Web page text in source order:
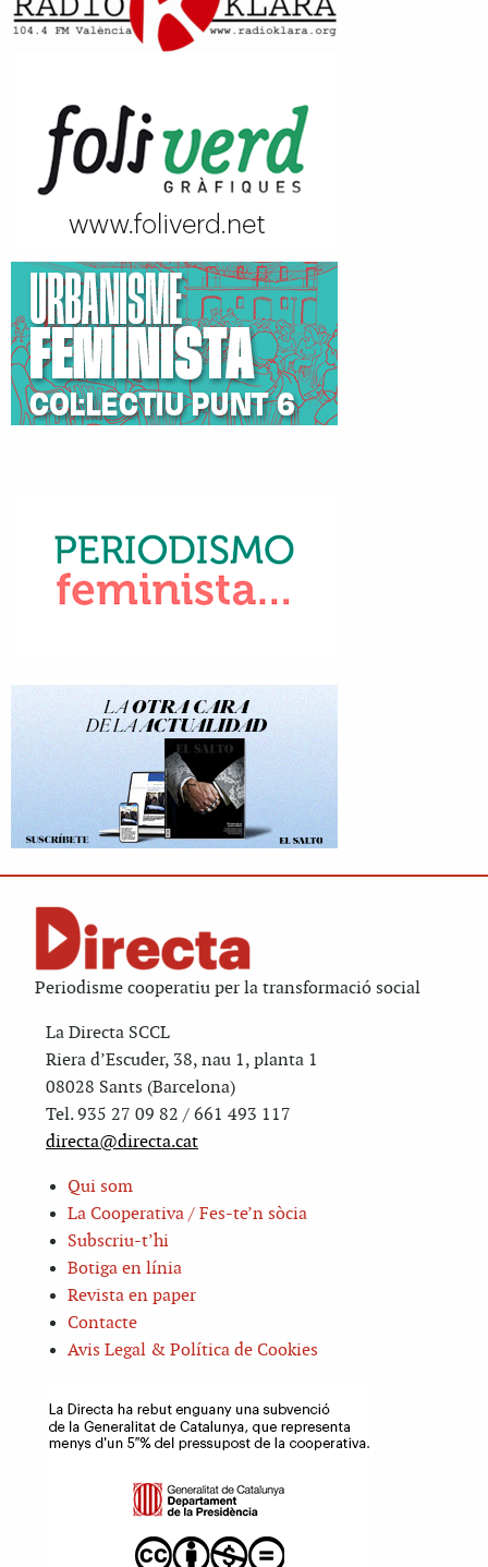
Periodisme cooperatiu per la transformació social
La Directa SCCL
Riera d’Escuder, 38, nau 1, planta 1
08028 Sants (Barcelona)
Tel. 935 27 09 82 / 661 493 117
directa@directa.cat
Qui som
La Cooperativa / Fes-te’n sòcia
Subscriu-t’hi
Botiga en línia
Revista en paper
Contacte
Avis Legal & Política de Cookies